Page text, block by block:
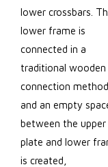
lower crossbars.
lower frame is
connected in a
traditional wooden
connection method,
and an empty
between the upper
plate and lower
is created,